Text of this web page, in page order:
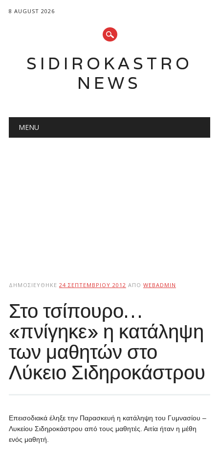
8 AUGUST 2026
SIDIROKASTRO
NEWS
Main menu
MENU
ΔΗΜΟΣΙΕΎΘΗΚΕ 24 ΣΕΠΤΕΜΒΡΊΟΥ 2012 ΑΠΌ WEBADMIN
Στο τσίπουρο…
«πνίγηκε» η κατάληψη
των μαθητών στο
Λύκειο Σιδηροκάστρου
Επεισοδιακά έληξε την Παρασκευή η κατάληψη του Γυμνασίου –
Λυκείου Σιδηροκάστρου από τους μαθητές. Αιτία ήταν η μέθη
ενός μαθητή.